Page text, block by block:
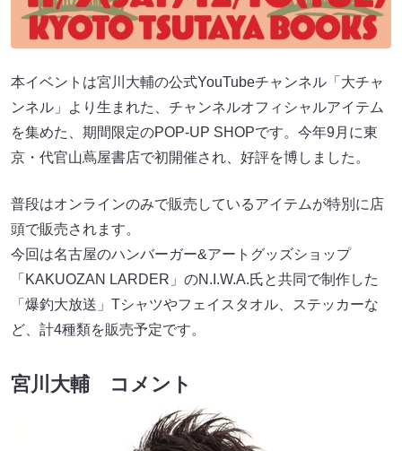
本イベントは宮川大輔の公式YouTubeチャンネル「大チャ
ンネル」より生まれた、チャンネルオフィシャルアイテム
を集めた、期間限定のPOP-UP SHOPです。今年9月に東
京・代官山蔦屋書店で初開催され、好評を博しました。
普段はオンラインのみで販売しているアイテムが特別に店
頭で販売されます。
今回は名古屋のハンバーガー&アートグッズショップ
「KAKUOZAN LARDER」のN.I.W.A.氏と共同で制作した
「爆釣大放送」Tシャツやフェイスタオル、ステッカーな
ど、計4種類を販売予定です。
宮川大輔 コメント